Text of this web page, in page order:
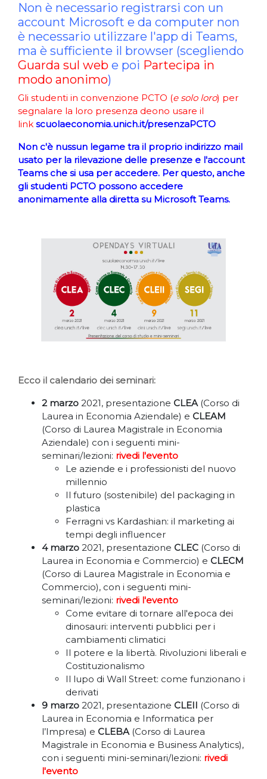
Non è necessario registrarsi con un
account Microsoft e da computer non
è necessario utilizzare l'app di Teams,
ma è sufficiente il browser (scegliendo
Guarda sul web e poi Partecipa in
modo anonimo)
Gli studenti in convenzione PCTO (e solo loro) per
segnalare la loro presenza deono usare il
link scuolaeconomia.unich.it/presenzaPCTO
Non c'è nussun legame tra il proprio indirizzo mail
usato per la rilevazione delle presenze e l'account
Teams che si usa per accedere. Per questo, anche
gli studenti PCTO possono accedere
anonimamente alla diretta su Microsoft Teams.
Ecco il calendario dei seminari:
2 marzo 2021, presentazione CLEA(Corso di
Laurea in Economia Aziendale) e CLEAM
(Corso di Laurea Magistrale in Economia
Aziendale) con i seguenti mini-
seminari/lezioni: rivedi l'evento
Le aziende e i professionisti del nuovo
millennio
Il futuro (sostenibile) del packaging in
plastica
Ferragni vs Kardashian: il marketing ai
tempi degli influencer
4 marzo 2021, presentazione CLEC (Corso di
Laurea in Economia e Commercio) e CLECM
(Corso di Laurea Magistrale in Economia e
Commercio), con i seguenti mini-
seminari/lezioni: rivedi l'evento
Come evitare di tornare all'epoca dei
dinosauri: interventi pubblici per i
cambiamenti climatici
Il potere e la libertà. Rivoluzioni liberali e
Costituzionalismo
Il lupo di Wall Street: come funzionano i
derivati
9 marzo 2021, presentazione CLEII (Corso di
Laurea in Economia e Informatica per
l’Impresa) e CLEBA(Corso di Laurea
Magistrale in Economia e Business Analytics),
con i seguenti mini-seminari/lezioni: rivedi
l'evento